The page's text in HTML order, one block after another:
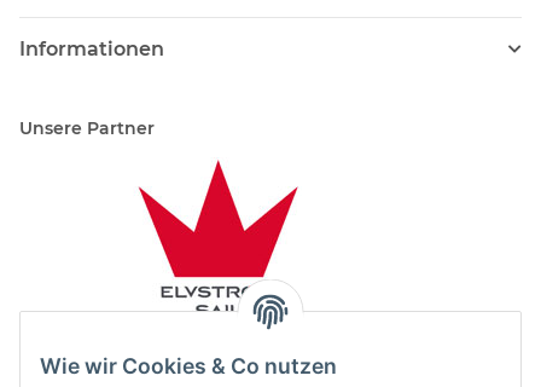
Wie wir Cookies & Co nutzen
Informationen
Unsere Partner